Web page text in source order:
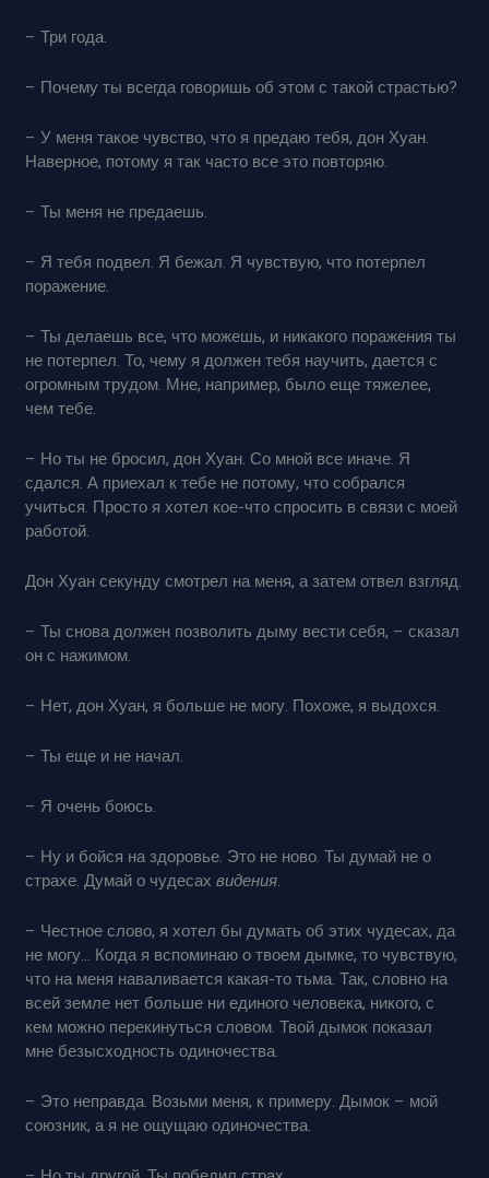
– Три года.
– Почему ты всегда говоришь об этом с такой страстью?
– У меня такое чувство, что я предаю тебя, дон Хуан.
Наверное, потому я так часто все это повторяю.
– Ты меня не предаешь.
– Я тебя подвел. Я бежал. Я чувствую, что потерпел
поражение.
– Ты делаешь все, что можешь, и никакого поражения ты
не потерпел. То, чему я должен тебя научить, дается с
огромным трудом. Мне, например, было еще тяжелее,
чем тебе.
– Но ты не бросил, дон Хуан. Со мной все иначе. Я
сдался. А приехал к тебе не потому, что собрался
учиться. Просто я хотел кое-что спросить в связи с моей
работой.
Дон Хуан секунду смотрел на меня, а затем отвел взгляд.
– Ты снова должен позволить дыму вести себя, – сказал
он с нажимом.
– Нет, дон Хуан, я больше не могу. Похоже, я выдохся.
– Ты еще и не начал.
– Я очень боюсь.
– Ну и бойся на здоровье. Это не ново. Ты думай не о
страхе. Думай о чудесахвидения.
– Честное слово, я хотел бы думать об этих чудесах, да
не могу… Когда я вспоминаю о твоем дымке, то чувствую,
что на меня наваливается какая-то тьма. Так, словно на
всей земле нет больше ни единого человека, никого, с
кем можно перекинуться словом. Твой дымок показал
мне безысходность одиночества.
– Это неправда. Возьми меня, к примеру. Дымок – мой
союзник, а я не ощущаю одиночества.